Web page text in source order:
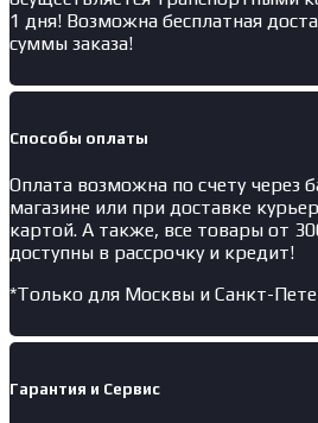
1 дня! Возможна бесплатная
суммы заказа!
Способы оплаты
Оплата возможна по счету через
магазине или при доставке
картой. А также, все товары от
доступны в рассрочку и кредит!
*Только для Москвы и Санкт-
Гарантия и Сервис